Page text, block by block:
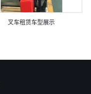
叉车租赁车型展示